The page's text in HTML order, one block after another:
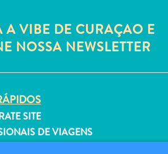
A VIBE DE CURAÇAO E
NOSSA NEWSLETTER
SITE
DE VIAGENS